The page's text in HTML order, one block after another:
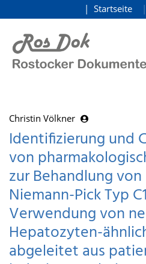
zum Inhalt
Startseite
Christin Völkner
Identifizierung und
von
zur Behandlung
Niemann-Pick Typ
Verwendung von
Hepatozyten-
abgeleitet aus